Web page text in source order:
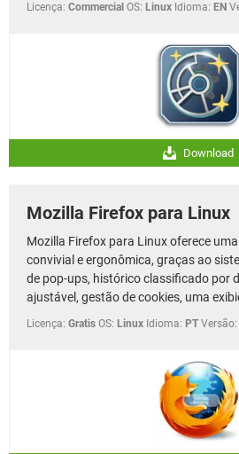
Licença: Commercial OS: Linux Idioma: EN
Download
Mozilla Firefox para Linux
Mozilla Firefox para Linux oferece
convivial e ergonômica, graças ao
de pop-ups, histórico classificado por
ajustável, gestão de cookies, uma
Licença: Gratis OS: Linux Idioma: PT Versão: